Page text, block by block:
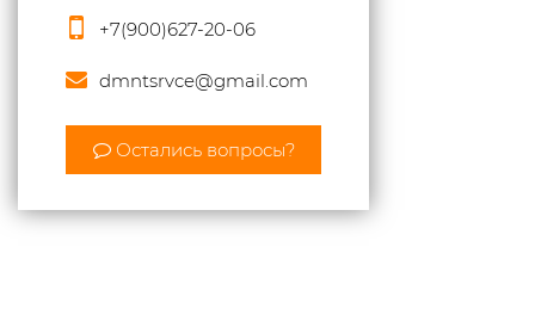
+7(900)627-20-06
dmntsrvce@gmail.com
Остались вопросы?